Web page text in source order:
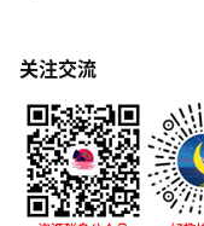
关注交流